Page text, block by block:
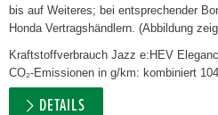
bis auf Weiteres; bei entsprechender
Honda Vertragshändlern. (Abbildung
Kraftstoffverbrauch Jazz e:HEV
CO₂-Emissionen in g/km: kombiniert
DETAILS